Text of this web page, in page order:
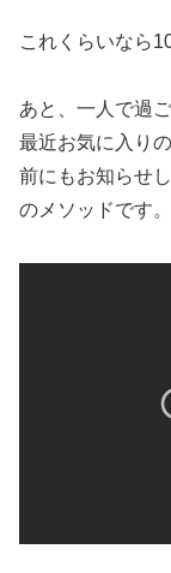
これくらいなら
あと、一人で過
最近お気に入り
前にもお知らせ
のメソッドです。